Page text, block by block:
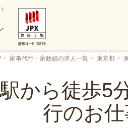
家事代行・家政婦の求人一覧 東京都
から徒歩5
行のお仕